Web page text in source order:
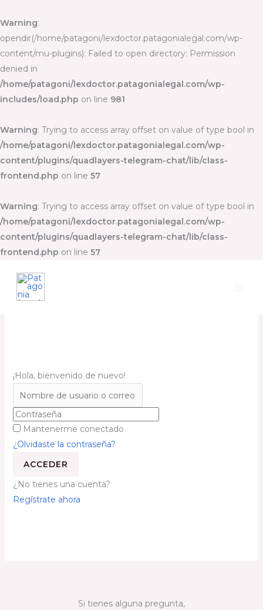
Warning:
opendir(/home/patagoni/lexdoctor.patagonialegal.com/wp-
content/mu-plugins): Failed to open directory: Permission
denied in
/home/patagoni/lexdoctor.patagonialegal.com/wp-
includes/load.php on line 981
Warning: Trying to access array offset on value of type bool in
/home/patagoni/lexdoctor.patagonialegal.com/wp-
content/plugins/quadlayers-telegram-chat/lib/class-
frontend.php on line 57
Warning: Trying to access array offset on value of type bool in
/home/patagoni/lexdoctor.patagonialegal.com/wp-
content/plugins/quadlayers-telegram-chat/lib/class-
frontend.php on line 57
al
contenido
¡Hola, bienvenido de nuevo!
Mantenerme conectado
¿Olvidaste la contraseña?
ACCEDER
¿No tienes una cuenta?
Regístrate ahora
Si tienes alguna pregunta,